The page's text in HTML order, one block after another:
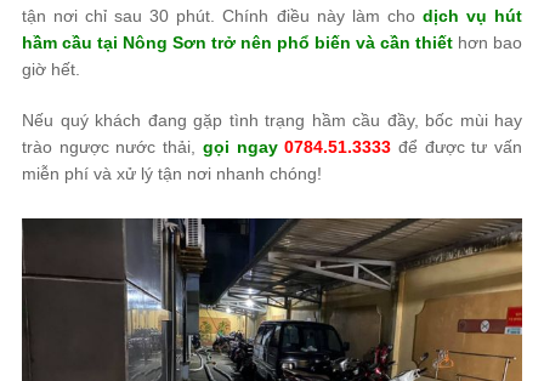
tận nơi chỉ sau 30 phút. Chính điều này làm cho dịch vụ hút
hầm cầu tại Nông Sơn trở nên phổ biến và cần thiết hơn bao
giờ hết.
Nếu quý khách đang gặp tình trạng hầm cầu đầy, bốc mùi hay
trào ngược nước thải, gọi ngay0784.51.3333 để được tư vấn
miễn phí và xử lý tận nơi nhanh chóng!